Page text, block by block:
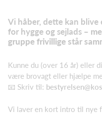
Vi håber, dette kan
for hygge og sejlads –
gruppe frivillige står
Kunne du (over 16 år) eller
være brovagt eller hjælpe
📧 Skriv til:
Vi laver en kort intro til nye